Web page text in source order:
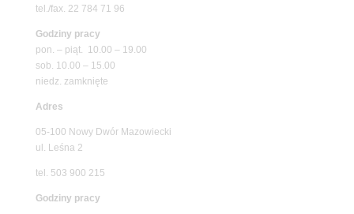
tel./fax. 22 784 71 96
Godziny pracy
pon. – piąt. 10.00 – 19.00
sob. 10.00 – 15.00
niedz. zamknięte
Adres
05-100 Nowy Dwór Mazowiecki
ul. Leśna 2
tel. 503 900 215
Godziny pracy